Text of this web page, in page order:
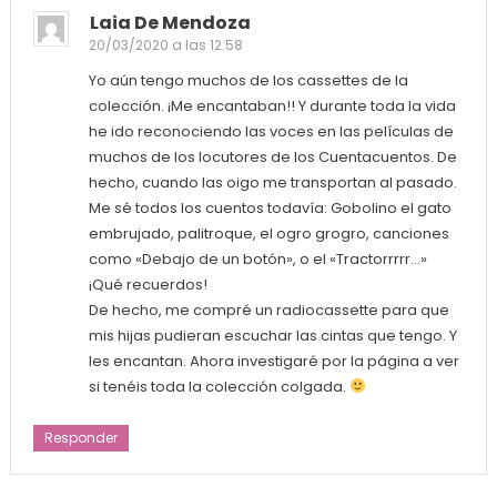
Laia De Mendoza
20/03/2020 a las 12:58
Yo aún tengo muchos de los cassettes de la
colección. ¡Me encantaban!! Y durante toda la vida
he ido reconociendo las voces en las películas de
muchos de los locutores de los Cuentacuentos. De
hecho, cuando las oigo me transportan al pasado.
Me sé todos los cuentos todavía: Gobolino el gato
embrujado, palitroque, el ogro grogro, canciones
como «Debajo de un botón», o el «Tractorrrrr…»
¡Qué recuerdos!
De hecho, me compré un radiocassette para que
mis hijas pudieran escuchar las cintas que tengo. Y
les encantan. Ahora investigaré por la página a ver
si tenéis toda la colección colgada.
Responder